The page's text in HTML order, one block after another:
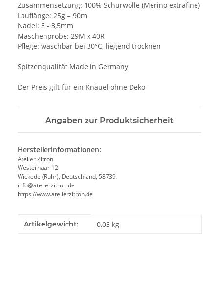
Zusammensetzung: 100% Schurwolle (Merino extrafine)
Lauflänge: 25g = 90m
Nadel: 3 - 3,5mm
Maschenprobe: 29M x 40R
Pflege: waschbar bei 30°C, liegend trocknen
Spitzenqualität Made in Germany
Der Preis gilt für ein Knäuel ohne Deko
Angaben zur Produktsicherheit
Herstellerinformationen:
Atelier Zitron
Westerhaar 12
Wickede (Ruhr), Deutschland, 58739
info@atelierzitron.de
https://www.atelierzitron.de
Produkteigenschaft
Wert
Artikelgewicht: 0,03 kg